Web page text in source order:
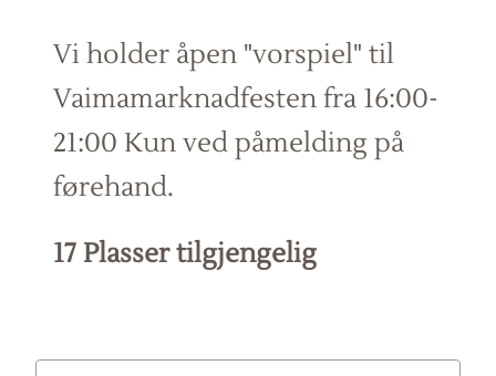
Vi holder åpen "vorspiel" til
Vaimamarknadfesten fra 16:00-
21:00 Kun ved påmelding på
førehand.
17 Plasser tilgjengelig